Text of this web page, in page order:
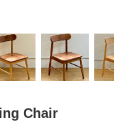
Chair